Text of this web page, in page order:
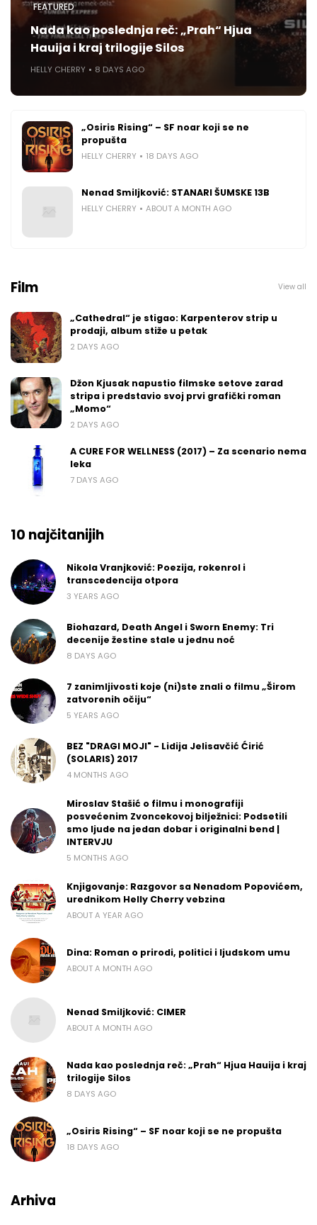
FEATURED
Nada kao poslednja reč: „Prah“ Hjua
Hauija i kraj trilogije Silos
HELLY CHERRY 8 DAYS AGO
„Osiris Rising“ – SF noar koji se ne
propušta
HELLY CHERRY 18 DAYS AGO
Nenad Smiljković: STANARI ŠUMSKE 13B
HELLY CHERRY ABOUT A MONTH AGO
Film View all
„Cathedral“ je stigao: Karpenterov strip u
prodaji, album stiže u petak
2 DAYS AGO
Džon Kjusak napustio filmske setove zarad
stripa i predstavio svoj prvi grafički roman
„Momo“
2 DAYS AGO
A CURE FOR WELLNESS (2017) – Za scenario nema
leka
7 DAYS AGO
10 najčitanijih
Nikola Vranjković: Poezija, rokenrol i
transcedencija otpora
3 YEARS AGO
Biohazard, Death Angel i Sworn Enemy: Tri
decenije žestine stale u jednu noć
8 DAYS AGO
7 zanimljivosti koje (ni)ste znali o filmu „Širom
zatvorenih očiju“
5 YEARS AGO
BEZ "DRAGI MOJI" - Lidija Jelisavčić Ćirić
(SOLARIS) 2017
4 MONTHS AGO
Miroslav Stašić o filmu i monografiji
posvećenim Zvoncekovoj bilježnici: Podsetili
smo ljude na jedan dobar i originalni bend |
INTERVJU
5 MONTHS AGO
Knjigovanje: Razgovor sa Nenadom Popovićem,
urednikom Helly Cherry vebzina
ABOUT A YEAR AGO
Dina: Roman o prirodi, politici i ljudskom umu
ABOUT A MONTH AGO
Nenad Smiljković: CIMER
ABOUT A MONTH AGO
Nada kao poslednja reč: „Prah“ Hjua Hauija i kraj
trilogije Silos
8 DAYS AGO
„Osiris Rising“ – SF noar koji se ne propušta
18 DAYS AGO
Arhiva